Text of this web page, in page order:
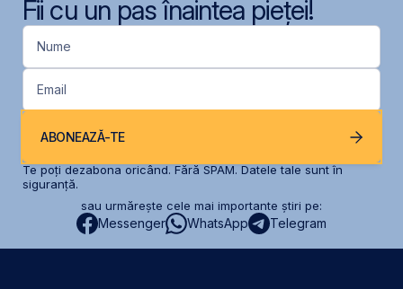
Fii cu un pas înaintea pieței!
Nume
Email
ABONEAZĂ-TE
Te poți dezabona oricând. Fără SPAM. Datele tale sunt în
siguranță.
sau urmărește cele mai importante știri pe:
Messenger WhatsApp Telegram